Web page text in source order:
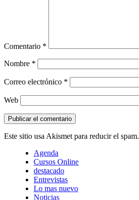
Comentario *
Nombre *
Correo electrónico *
Web
Este sitio usa Akismet para reducir el spam.
Agenda
Cursos Online
destacado
Entrevistas
Lo mas nuevo
Noticias